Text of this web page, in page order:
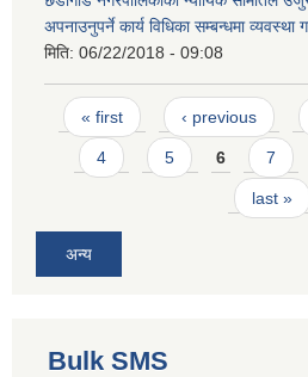
अपनाउनुपर्ने कार्य विधिका सम्बन्धमा
मिति: 06/22/2018 - 09:08
Pages
« first ‹ previous
4 5 6 7
last »
अन्य
Bulk SMS